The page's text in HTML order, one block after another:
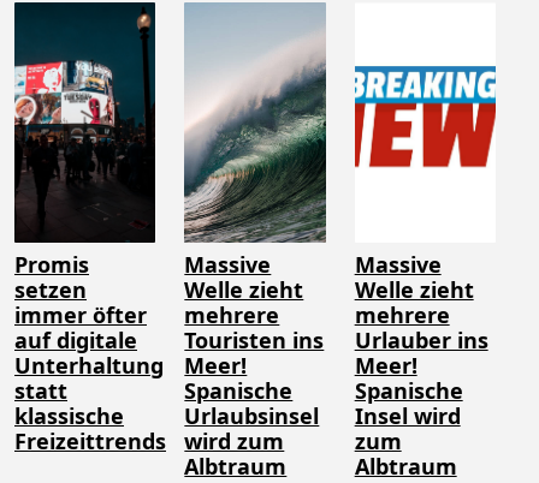
Promis
setzen
immer öfter
auf digitale
Unterhaltung
statt
klassische
Freizeittrends
Massive
Welle zieht
mehrere
Touristen ins
Meer!
Spanische
Urlaubsinsel
wird zum
Albtraum
Massive
Welle zieht
mehrere
Urlauber ins
Meer!
Spanische
Insel wird
zum
Albtraum